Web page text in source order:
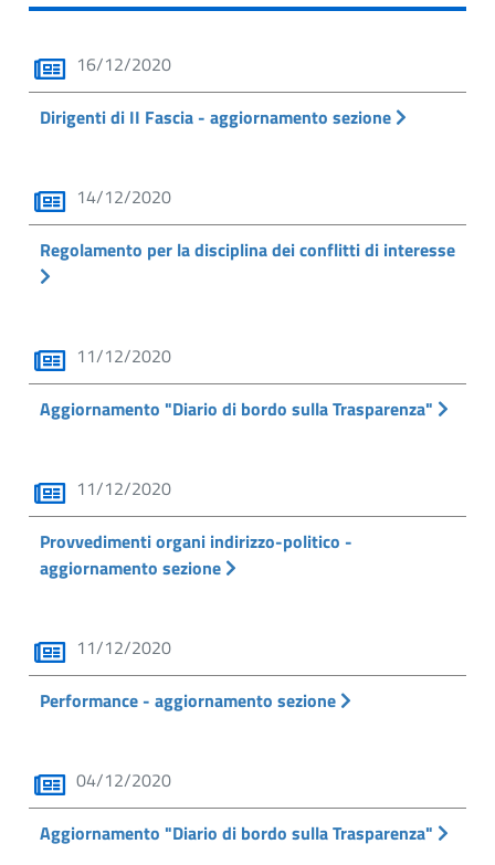
16/12/2020
Dirigenti di II Fascia - aggiornamento sezione
14/12/2020
Regolamento per la disciplina dei conflitti di interesse
11/12/2020
Aggiornamento "Diario di bordo sulla Trasparenza"
11/12/2020
Provvedimenti organi indirizzo-politico -
aggiornamento sezione
11/12/2020
Performance - aggiornamento sezione
04/12/2020
Aggiornamento "Diario di bordo sulla Trasparenza"